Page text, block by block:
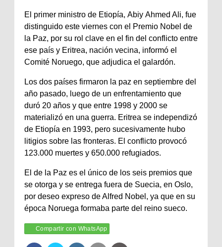
El primer ministro de Etiopía, Abiy Ahmed Ali, fue
distinguido este viernes con el Premio Nobel de
la Paz, por su rol clave en el fin del conflicto entre
ese país y Eritrea, nación vecina, informó el
Comité Noruego, que adjudica el galardón.
Los dos países firmaron la paz en septiembre del
año pasado, luego de un enfrentamiento que
duró 20 años y que entre 1998 y 2000 se
materializó en una guerra. Eritrea se independizó
de Etiopía en 1993, pero sucesivamente hubo
litigios sobre las fronteras. El conflicto provocó
123.000 muertes y 650.000 refugiados.
El de la Paz es el único de los seis premios que
se otorga y se entrega fuera de Suecia, en Oslo,
por deseo expreso de Alfred Nobel, ya que en su
época Noruega formaba parte del reino sueco.
Compartir con WhatsApp